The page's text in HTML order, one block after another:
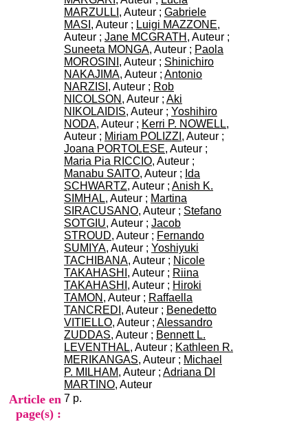
MARZULLI , Auteur ; Gabriele
MASI , Auteur ; Luigi MAZZONE,
Auteur ; Jane MCGRATH , Auteur ;
Suneeta MONGA, Auteur ; Paola
MOROSINI , Auteur ; Shinichiro
NAKAJIMA, Auteur ; Antonio
NARZISI , Auteur ; Rob
NICOLSON , Auteur ; Aki
NIKOLAIDIS, Auteur ; Yoshihiro
NODA, Auteur ; Kerri P. NOWELL,
Auteur ; Miriam POLIZZI , Auteur ;
Joana PORTOLESE, Auteur ;
Maria Pia RICCIO, Auteur ;
Manabu SAITO, Auteur ; Ida
SCHWARTZ, Auteur ; Anish K.
SIMHAL, Auteur ; Martina
SIRACUSANO, Auteur ; Stefano
SOTGIU, Auteur ; Jacob
STROUD, Auteur ; Fernando
SUMIYA, Auteur ; Yoshiyuki
TACHIBANA, Auteur ; Nicole
TAKAHASHI , Auteur ; Riina
TAKAHASHI , Auteur ; Hiroki
TAMON , Auteur ; Raffaella
TANCREDI , Auteur ; Benedetto
VITIELLO, Auteur ; Alessandro
ZUDDAS, Auteur ; Bennett L.
LEVENTHAL, Auteur ; Kathleen R.
MERIKANGAS, Auteur ; Michael
P. MILHAM, Auteur ; Adriana DI
MARTINO, Auteur
Article en
page(s) :
7 p.
.
2
1
1
9
5
,
B
d
P
i
n
e
l
F
-
6
9
6
7
7
B
R
O
N
H
o
r
a
i
r
e